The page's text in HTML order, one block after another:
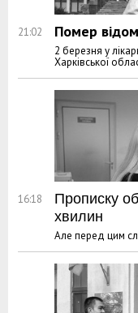
21:02 Помер
2 березня у
Харківської
16:18
Прописку
хвилин
Але перед цим